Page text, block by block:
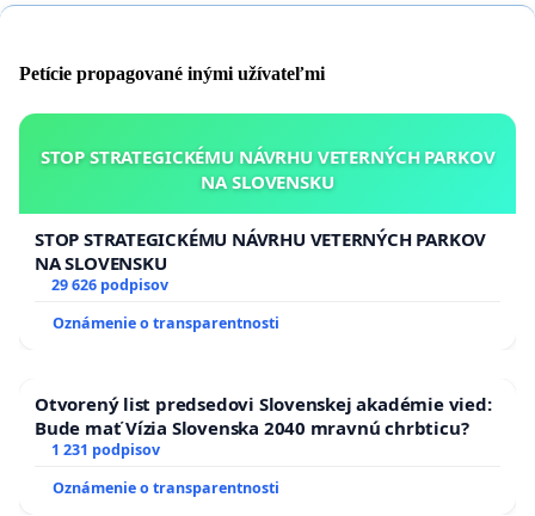
Petície propagované inými užívateľmi
STOP STRATEGICKÉMU NÁVRHU VETERNÝCH PARKOV
NA SLOVENSKU
STOP STRATEGICKÉMU NÁVRHU VETERNÝCH PARKOV
NA SLOVENSKU
29 626 podpisov
Oznámenie o transparentnosti
Otvorený list predsedovi Slovenskej akadémie vied:
Bude mať Vízia Slovenska 2040 mravnú chrbticu?
1 231 podpisov
Oznámenie o transparentnosti